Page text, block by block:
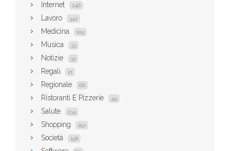
Internet 246
Lavoro 342
Medicina 109
Musica 33
Notizie 33
Regali 21
Regionale 66
Ristoranti E Pizzerie 49
Salute 234
Shopping 252
Società 198